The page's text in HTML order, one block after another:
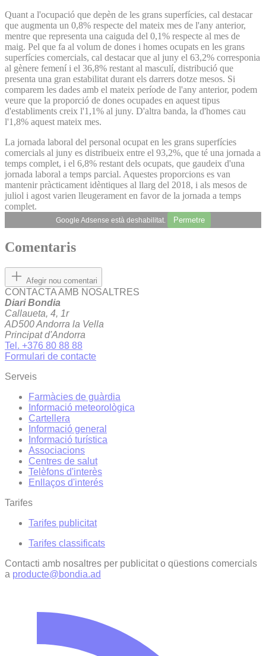
Quant a l'ocupació que depèn de les grans superfícies, cal destacar
que augmenta un 0,8% respecte del mateix mes de l'any anterior,
mentre que representa una caiguda del 0,1% respecte al mes de
maig. Pel que fa al volum de dones i homes ocupats en les grans
superfícies comercials, cal destacar que al juny el 63,2% corresponia
al gènere femení i el 36,8% restant al masculí, distribució que
presenta una gran estabilitat durant els darrers dotze mesos. Si
comparem les dades amb el mateix període de l'any anterior, podem
veure que la proporció de dones ocupades en aquest tipus
d'establiments creix l'1,1% al juny. D'altra banda, la d'homes cau
l'1,8% aquest mateix mes.
La jornada laboral del personal ocupat en les grans superfícies
comercials al juny es distribueix entre el 93,2%, que té una jornada a
temps complet, i el 6,8% restant dels ocupats, que gaudeix d'una
jornada laboral a temps parcial. Aquestes proporcions es van
mantenir pràcticament idèntiques al llarg del 2018, i als mesos de
juliol i agost varien lleugerament en favor de la jornada a temps
complet.
Google Adsense està deshabilitat. Permetre
Comentaris
Afegir nou comentari
CONTACTA AMB NOSALTRES
Diari Bondia
Callaueta, 4, 1r
AD500 Andorra la Vella
Principat d'Andorra
Tel. +376 80 88 88
Formulari de contacte
Serveis
Farmàcies de guàrdia
Informació meteorològica
Cartellera
Informació general
Informació turística
Associacions
Centres de salut
Telèfons d'interès
Enllaços d'interés
Tarifes
Tarifes publicitat
Tarifes classificats
Contacti amb nosaltres per publicitat o qüestions comercials
a producte@bondia.ad